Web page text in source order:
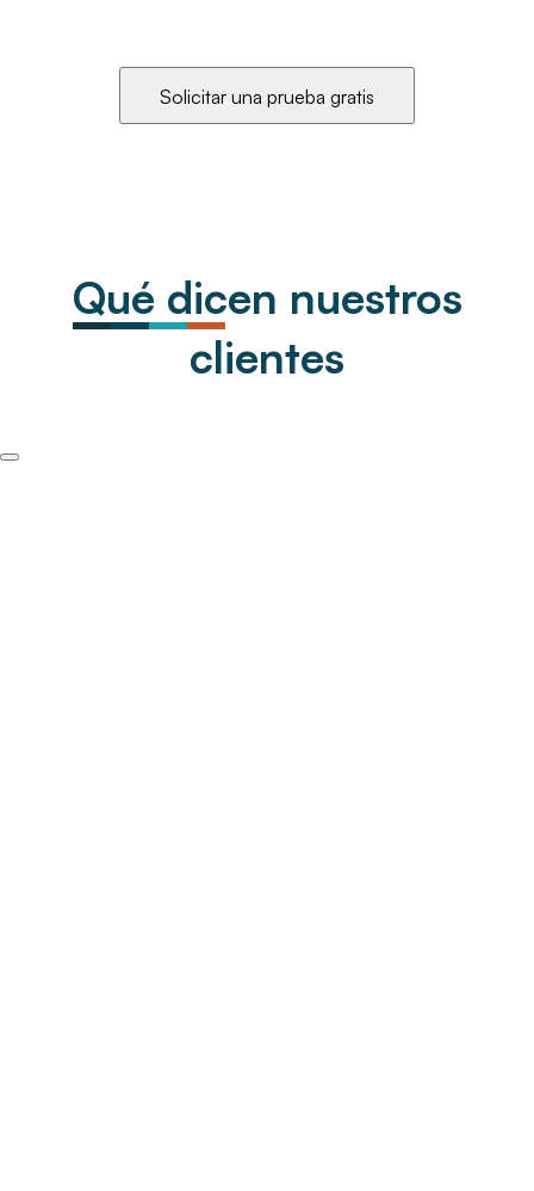
Solicitar una prueba gratis
Qué dicen nuestros
clientes